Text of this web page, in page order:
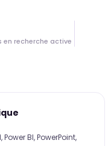
en recherche active
BI, PowerPoint,